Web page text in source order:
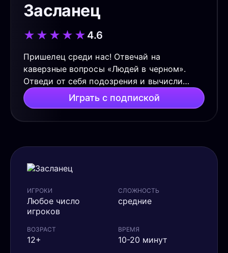
Засланец
★ ★ ★ ★ ★ 4.6
Пришелец среди нас! Отвечай на
каверзные вопросы «Людей в черном».
Отведи от себя подозрения и вычисли
коварного Засланца. «Первый контакт» —
облегченная версия игры с простыми
Играть с подпиской
ИГРОКИ
Любое число
игроков
СЛОЖНОСТЬ
средние
ВОЗРАСТ
12+
ВРЕМЯ
10-20 минут